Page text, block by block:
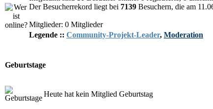
Der Besucherrekord liegt bei 7139 Besuchern, die am
Mitglieder: 0 Mitglieder
Legende :: Community-Projekt-Leader, Moderation
Geburtstage
Heute hat kein Mitglied Geburtstag